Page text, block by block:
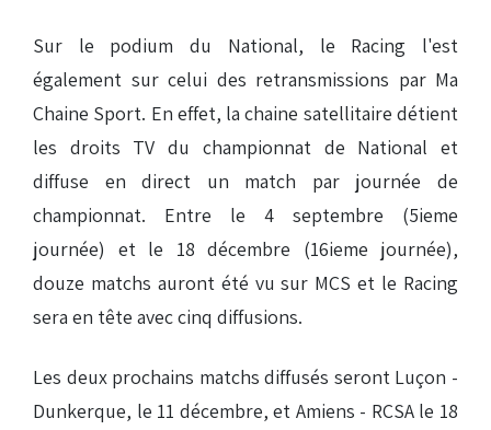
Sur le podium du National, le Racing l'est
également sur celui des retransmissions par Ma
Chaine Sport. En effet, la chaine satellitaire détient
les droits TV du championnat de National et
diffuse en direct un match par journée de
championnat. Entre le 4 septembre (5ieme
journée) et le 18 décembre (16ieme journée),
douze matchs auront été vu sur MCS et le Racing
sera en tête avec cinq diffusions.
Les deux prochains matchs diffusés seront Luçon -
Dunkerque, le 11 décembre, et Amiens - RCSA le 18